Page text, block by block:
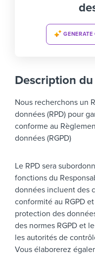
Description
Nous recherchons un
données (RPD) pour
conforme au
données (RGPD)
Le RPD sera
fonctions du
données incluent des
conformité au RGPD
protection des
des normes RGPD et
les autorités de
Vous élaborerez